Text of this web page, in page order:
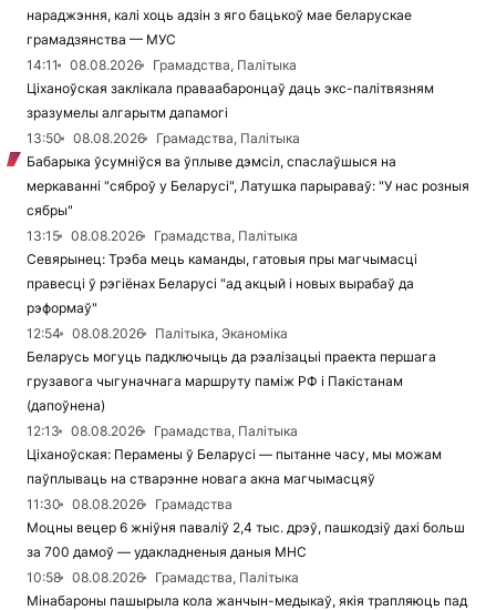
нараджэння, калі хоць адзін з яго бацькоў мае беларускае
грамадзянства — МУС
14:11
08.08.2026
Грамадства, Палітыка
Ціханоўская заклікала праваабаронцаў даць экс-палітвязням
зразумелы алгарытм дапамогі
13:50
08.08.2026
Грамадства, Палітыка
Бабарыка ўсумніўся ва ўплыве дэмсіл, спаслаўшыся на
меркаванні "сяброў у Беларусі", Латушка парыраваў: "У нас розныя
сябры"
13:15
08.08.2026
Грамадства, Палітыка
Севярынец: Трэба мець каманды, гатовыя пры магчымасці
правесці ў рэгіёнах Беларусі "ад акцый і новых вырабаў да
рэформаў"
12:54
08.08.2026
Палітыка, Эканоміка
Беларусь могуць падключыць да рэалізацыі праекта першага
грузавога чыгуначнага маршруту паміж РФ і Пакістанам
(дапоўнена)
12:13
08.08.2026
Грамадства, Палітыка
Ціханоўская: Перамены ў Беларусі — пытанне часу, мы можам
паўплываць на стварэнне новага акна магчымасцяў
11:30
08.08.2026
Грамадства
Моцны вецер 6 жніўня паваліў 2,4 тыс. дрэў, пашкодзіў дахі больш
за 700 дамоў — удакладненыя даныя МНС
10:58
08.08.2026
Грамадства, Палітыка
Мінабароны пашырыла кола жанчын-медыкаў, якія трапляюць пад